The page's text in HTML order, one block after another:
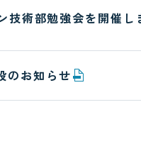
技術部勉強会を開催し
のお知らせ